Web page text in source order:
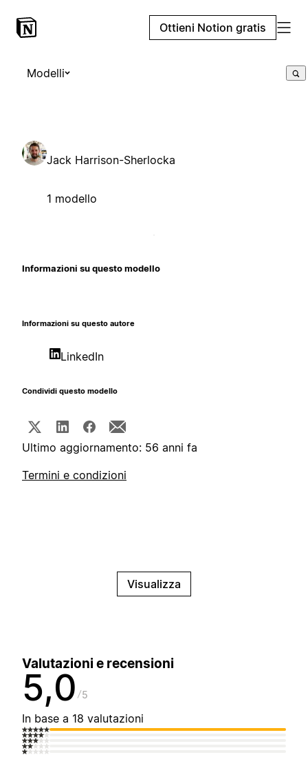
Ottieni Notion gratis
Modelli
Jack Harrison-Sherlocka
1 modello
Informazioni su questo modello
Informazioni su questo autore
LinkedIn
Condividi questo modello
Ultimo aggiornamento: 56 anni fa
Termini e condizioni
Visualizza
Valutazioni e recensioni
5,0 5
In base a 18 valutazioni